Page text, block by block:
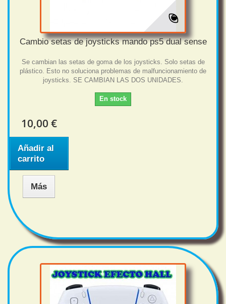
Cambio setas de joysticks mando ps5 dual sense
Se cambian las setas de goma de los joysticks. Solo setas de
plástico. Esto no soluciona problemas de malfuncionamiento de
joysticks. SE CAMBIAN LAS DOS UNIDADES.
En stock
10,00 €
Añadir al
carrito
Más